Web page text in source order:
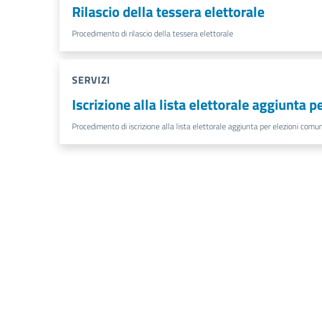
Rilascio della tessera elettorale
Procedimento di rilascio della tessera elettorale
SERVIZI
Iscrizione alla lista elettorale aggiunta
Procedimento di iscrizione alla lista elettorale aggiunta per elezioni